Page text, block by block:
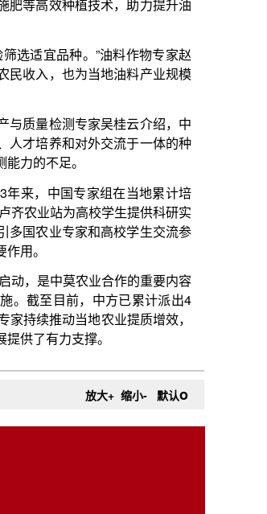
介绍，中
于一体的种
地累计培
供科研实
学生交流参
的重要内容
累计派出4
提质增效，
放大+ 缩小- 默认o